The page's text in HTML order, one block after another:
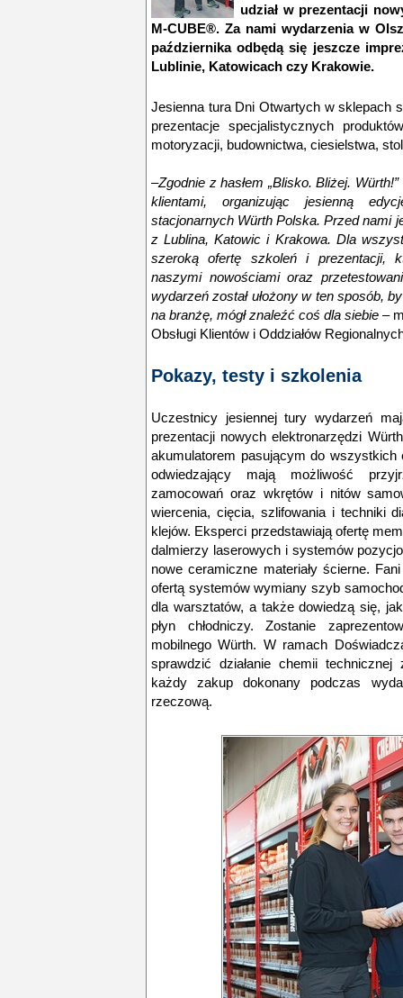
udział w prezentacji
M-CUBE®. Za nami wydarzenia w
października odbędą się jeszcze
Lublinie, Katowicach czy Krakowie.
Jesienna tura Dni Otwartych w sklepach
prezentacje specjalistycznych
motoryzacji, budownictwa, ciesielstwa,
–Zgodnie z hasłem „Blisko. Bliżej.
klientami, organizując jesienną
stacjonarnych Würth Polska. Przed nami
z Lublina, Katowic i Krakowa. Dla
szeroką ofertę szkoleń i prezentacji,
naszymi nowościami oraz
wydarzeń został ułożony w ten sposób,
na branżę, mógł znaleźć coś dla siebie –
Obsługi Klientów i Oddziałów
Pokazy, testy i szkolenia
Uczestnicy jesiennej tury wydarzeń
prezentacji nowych elektronarzędzi
akumulatorem pasującym do wszystkich
odwiedzający mają możliwość
zamocowań oraz wkrętów i nitów
wiercenia, cięcia, szlifowania i techniki
klejów. Eksperci przedstawiają ofertę
dalmierzy laserowych i systemów
nowe ceramiczne materiały ścierne.
ofertą systemów wymiany szyb
dla warsztatów, a także dowiedzą się,
płyn chłodniczy. Zostanie
mobilnego Würth. W ramach
sprawdzić działanie chemii
każdy zakup dokonany podczas
rzeczową.